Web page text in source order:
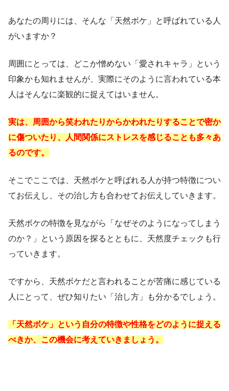
あなたの周りには、そんな「天然ボケ」と呼ばれている人
がいますか？
周囲にとっては、どこか憎めない「愛されキャラ」という
印象かも知れませんが、実際にそのように言われている本
人はそんなに楽観的に捉えてはいません。
実は、周囲から笑われたりからかわれたりすることで密か
に傷ついたり、人間関係にストレスを感じることも多々あ
るのです。
そこでここでは、天然ボケと呼ばれる人が持つ特徴につい
てお伝えし、その治し方も合わせてお伝えしていきます。
天然ボケの特徴を見ながら「なぜそのようになってしまう
のか？」という原因を探るとともに、天然度チェックも行
っていきます。
ですから、天然ボケだと言われることが苦痛に感じている
人にとって、ぜひ知りたい「治し方」も分かるでしょう。
「天然ボケ」という自分の特徴や性格をどのように捉える
べきか、この機会に考えていきましょう。